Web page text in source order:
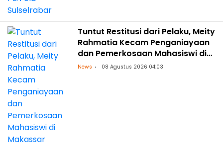
Tuntut Restitusi dari Pelaku, Meity
Rahmatia Kecam Penganiayaan
dan Pemerkosaan Mahasiswi di
Makassar
News 08 Agustus 2026 04:03